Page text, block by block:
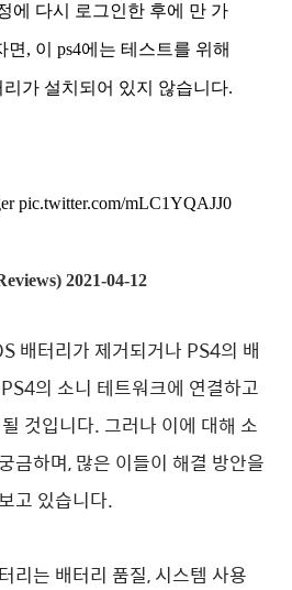
에 다시 로그인한 후에 만 ​​가
면, 이 ps4에는 테스트를 위해
가 설치되어 있지 않습니다.
pic.twitter.com/mLC1YQAJJ0
2021-04-12
배터리가 제거되거나 PS4의 배
의 소니 테트워크에 연결하고
것입니다. 그러나 이에 대해 소
금하며, 많은 이들이 해결 방안을
고 있습니다.
리는 배터리 품질, 시스템 사용